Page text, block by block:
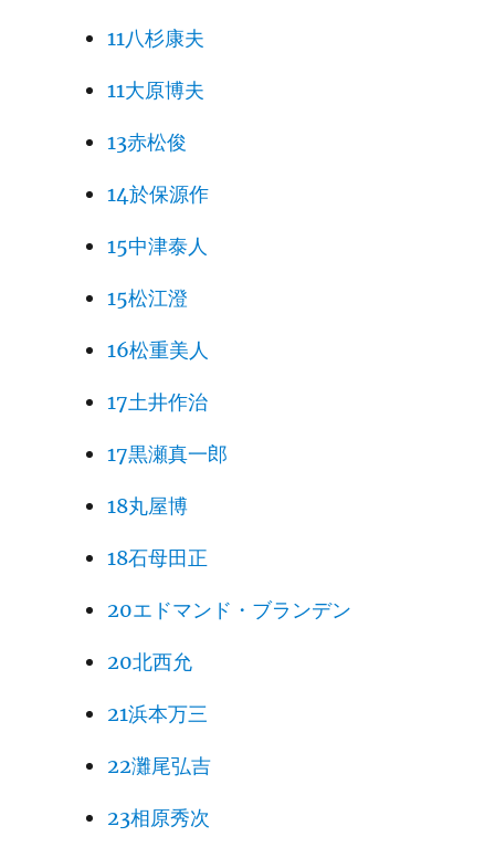
11八杉康夫
11大原博夫
13赤松俊
14於保源作
15中津泰人
15松江澄
16松重美人
17土井作治
17黒瀬真一郎
18丸屋博
18石母田正
20エドマンド・ブランデン
20北西允
21浜本万三
22灘尾弘吉
23相原秀次